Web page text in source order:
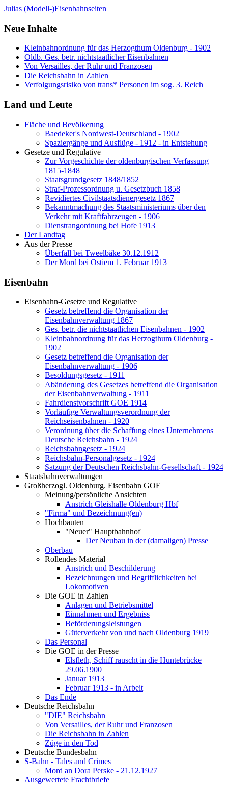
Julias (Modell-)Eisenbahnseiten
Neue Inhalte
Kleinbahnordnung für das Herzogthum Oldenburg - 1902
Oldb. Ges. betr. nichtstaatlicher Eisenbahnen
Von Versailles, der Ruhr und Franzosen
Die Reichsbahn in Zahlen
Verfolgungsrisiko von trans* Personen im sog. 3. Reich
Land und Leute
Fläche und Bevölkerung
Baedeker's Nordwest-Deutschland - 1902
Spaziergänge und Ausflüge - 1912 - in Entstehung
Gesetze und Regulative
Zur Vorgeschichte der oldenburgischen Verfassung
1815-1848
Staatsgrundgesetz 1848/1852
Straf-Prozessordnung u. Gesetzbuch 1858
Revidiertes Civilstaatsdienergesetz 1867
Bekanntmachung des Staatsministeriums über den
Verkehr mit Kraftfahrzeugen - 1906
Dienstrangordnung bei Hofe 1913
Der Landtag
Aus der Presse
Überfall bei Tweelbäke 30.12.1912
Der Mord bei Ostiem 1. Februar 1913
Eisenbahn
Eisenbahn-Gesetze und Regulative
Gesetz betreffend die Organisation der
Eisenbahnverwaltung 1867
Ges. betr. die nichtstaatlichen Eisenbahnen - 1902
Kleinbahnordnung für das Herzogthum Oldenburg -
1902
Gesetz betreffend die Organisation der
Eisenbahnverwaltung - 1906
Besoldungsgesetz - 1911
Abänderung des Gesetzes betreffend die Organisation
der Eisenbahnverwaltung - 1911
Fahrdienstvorschrift GOE 1914
Vorläufige Verwaltungsverordnung der
Reichseisenbahnen - 1920
Verordnung über die Schaffung eines Unternehmens
Deutsche Reichsbahn - 1924
Reichsbahngesetz - 1924
Reichsbahn-Personalgesetz - 1924
Satzung der Deutschen Reichsbahn-Gesellschaft - 1924
Staatsbahnverwaltungen
Großherzogl. Oldenburg. Eisenbahn GOE
Meinung/persönliche Ansichten
Anstrich Gleishalle Oldenburg Hbf
"Firma" und Bezeichnung(en)
Hochbauten
"Neuer" Hauptbahnhof
Der Neubau in der (damaligen) Presse
Oberbau
Rollendes Material
Anstrich und Beschilderung
Bezeichnungen und Begrifflichkeiten bei
Lokomotiven
Die GOE in Zahlen
Anlagen und Betriebsmittel
Einnahmen und Ergebniss
Beförderungsleistungen
Güterverkehr von und nach Oldenburg 1919
Das Personal
Die GOE in der Presse
Elsfleth, Schiff rauscht in die Huntebrücke
29.06.1900
Januar 1913
Februar 1913 - in Arbeit
Das Ende
Deutsche Reichsbahn
"DIE" Reichsbahn
Von Versailles, der Ruhr und Franzosen
Die Reichsbahn in Zahlen
Züge in den Tod
Deutsche Bundesbahn
S-Bahn - Tales and Crimes
Mord an Dora Perske - 21.12.1927
Ausgewertete Frachtbriefe